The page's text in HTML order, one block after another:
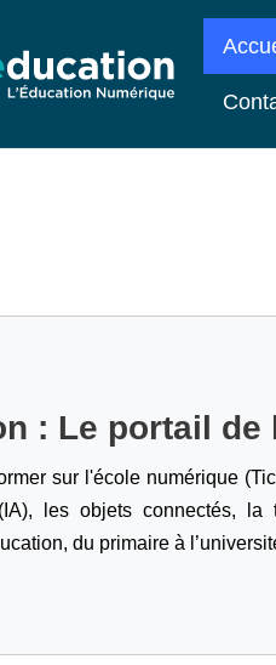
: Le portail
sur l'école numérique
(IA), les objets connectés, la
du primaire à